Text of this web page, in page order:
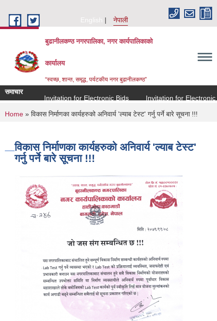
English
नेपाली
बुढानीलकण्ठ नगरपालिका, नगर कार्यपालिकाको
कार्यालय
“स्वच्छ, शान्त, समृद्ध, पर्यटकीय नगर बुढानीलकण्ठ”
समाचार
Invitation for Electronic Bids
Invitation for Electronic
You are here
Home » विकास निर्माणका कार्यहरुको अनिवार्य 'ल्याब टेस्ट' गर्नु पर्ने बारे सूचना !!!
विकास निर्माणका कार्यहरुको अनिवार्य 'ल्याब टेस्ट'
गर्नु पर्ने बारे सूचना !!!